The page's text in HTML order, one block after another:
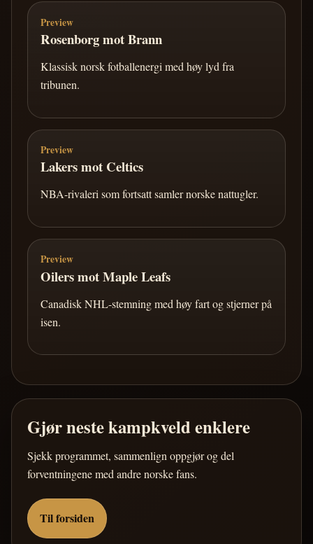
Preview
Rosenborg mot Brann
Klassisk norsk fotballenergi med høy lyd fra
tribunen.
Preview
Lakers mot Celtics
NBA-rivaleri som fortsatt samler norske nattugler.
Preview
Oilers mot Maple Leafs
Canadisk NHL-stemning med høy fart og stjerner på
isen.
Gjør neste kampkveld enklere
Sjekk programmet, sammenlign oppgjør og del
forventningene med andre norske fans.
Til forsiden